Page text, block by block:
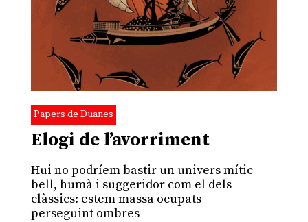
Papers de Duanes
Elogi de l’avorriment
Hui no podríem bastir un univers mític
bell, humà i suggeridor com el dels
clàssics: estem massa ocupats
perseguint ombres